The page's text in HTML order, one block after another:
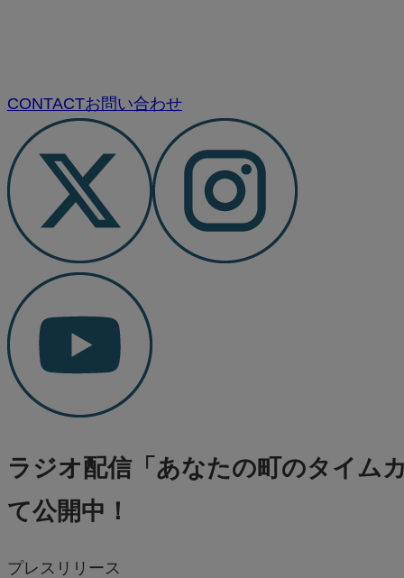
CONTACTお問い合わせ
ラジオ配信「あなたの町のタイム
て公開中！
プレスリリース